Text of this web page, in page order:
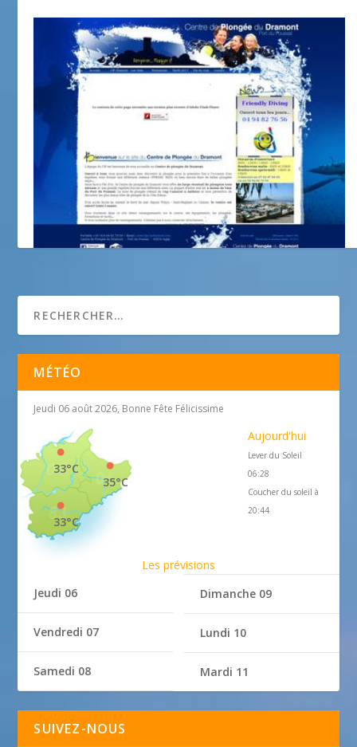
MÉTÉO
Jeudi 06 août 2026, Bonne Fête Félicissime
35°C
33°C
33°C
Aujourd'hui
Lever du Soleil
06:28
Coucher du soleil à
20:44
Les prévisions
Jeudi 06
Vendredi 07
Samedi 08
Dimanche 09
Lundi 10
Mardi 11
SUIVEZ-NOUS